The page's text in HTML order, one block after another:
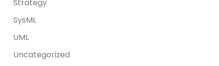
Strategy
SysML
UML
Uncategorized